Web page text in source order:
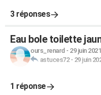
3 réponses
Eau bole toilette
ours_renard - 29 juin
astuces72- 29 juin
1 réponse